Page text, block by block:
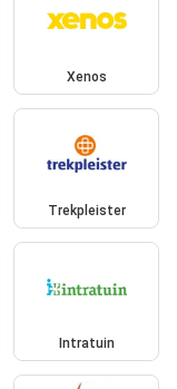
Xenos
Trekpleister
Intratuin